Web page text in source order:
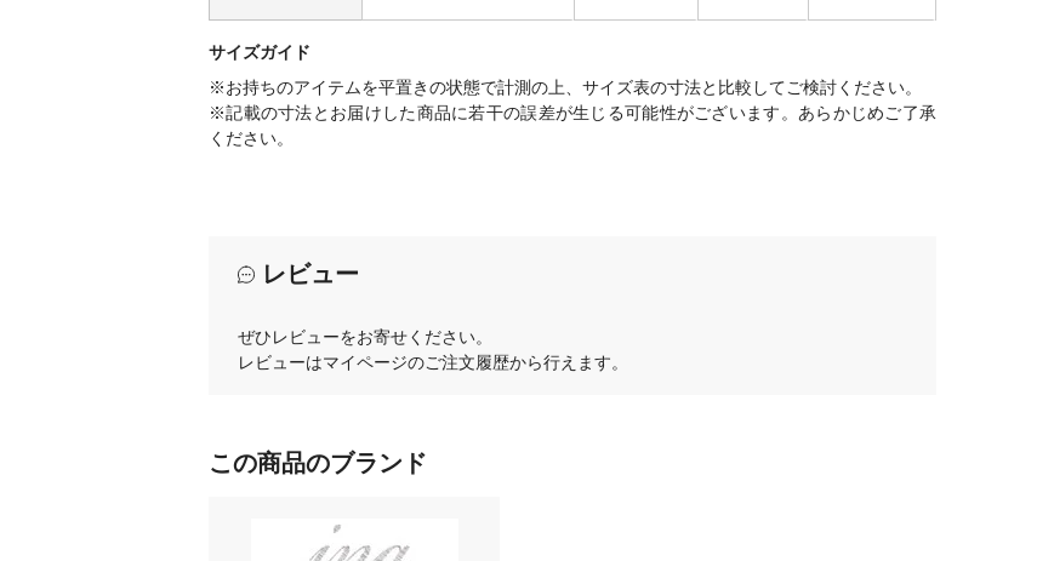
サイズガイド
※お持ちのアイテムを平置きの状態で計測の上、サイズ表の寸法と比較してご検討ください。
※記載の寸法とお届けした商品に若干の誤差が生じる可能性がございます。あらかじめご了承
ください。
レビュー
ぜひレビューをお寄せください。
レビューはマイページのご注文履歴から行えます。
この商品のブランド